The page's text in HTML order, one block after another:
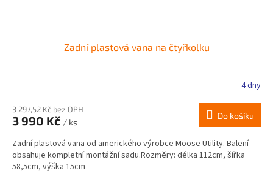
Zadní plastová vana na čtyřkolku
4 dny
3 297,52 Kč bez DPH
3 990 Kč / ks
Do košíku
Zadní plastová vana od amerického výrobce Moose Utility. Balení
obsahuje kompletní montážní sadu.Rozměry: délka 112cm, šířka
58,5cm, výška 15cm